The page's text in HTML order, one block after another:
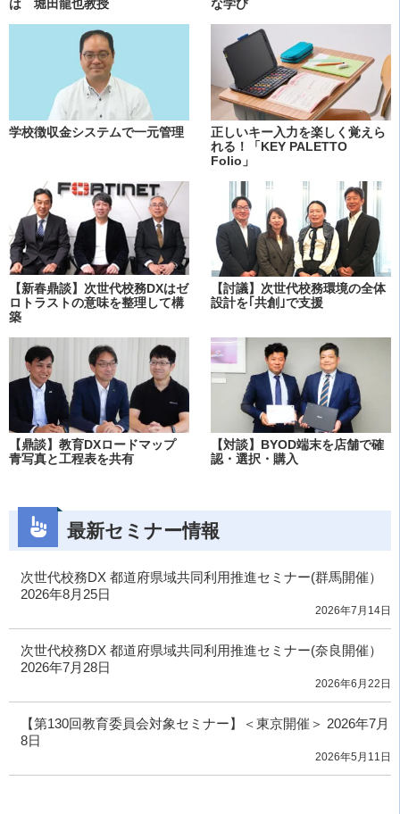
は 堀田龍也教授 な学び
学校徴収金システムで一元管理
正しいキー入力を楽しく覚えら
れる！「KEY PALETTO
Folio」
【新春鼎談】次世代校務DXはゼ
ロトラストの意味を整理して構
築
【討議】次世代校務環境の全体
設計を｢共創｣で支援
【鼎談】教育DXロードマップ
青写真と工程表を共有
【対談】BYOD端末を店舗で確
認・選択・購入
最新セミナー情報
次世代校務DX 都道府県域共同利用推進セミナー(群馬開催）
2026年8月25日
2026年7月14日
次世代校務DX 都道府県域共同利用推進セミナー(奈良開催）
2026年7月28日
2026年6月22日
【第130回教育委員会対象セミナー】＜東京開催＞ 2026年7月
8日
2026年5月11日